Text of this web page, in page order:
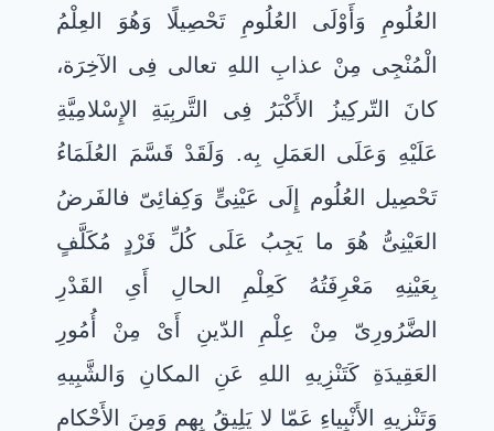
العُلُومِ وَأَوْلَى العُلُومِ تَحْصِيلًا وَهُوَ العِلْمُ
الْمُنْجِى مِنْ عذابِ اللهِ تعالى فِى الآخِرَة،
كانَ التّركِيزُ الأَكْبَرُ فِى التَّربِيَةِ الإِسْلامِيَّةِ
عَلَيْهِ وَعَلَى العَمَلِ بِه. وَلَقَدْ قَسَّمَ العُلَمَاءُ
تَحْصِيل العُلُوم إِلَى عَيْنِىٍّ وَكِفائِىّ فالفَرضُ
العَيْنِىُّ هُوَ ما يَجِبُ عَلَى كُلِّ فَرْدٍ مُكَلَّفٍ
بِعَيْنِهِ مَعْرِفَتُهُ كَعِلْمِ الحالِ أَىِ القَدْرِ
الضَّرُورِىّ مِنْ عِلْمِ الدّينِ أَىْ مِنْ أُمُورِ
العَقِيدَةِ كَتَنْزِيهِ اللهِ عَنِ المكانِ وَالشَّبِيهِ
وَتَنْزِيهِ الأَنْبِياءِ عَمّا لا يَلِيقُ بِهِم وَمِنَ الأَحْكامِ